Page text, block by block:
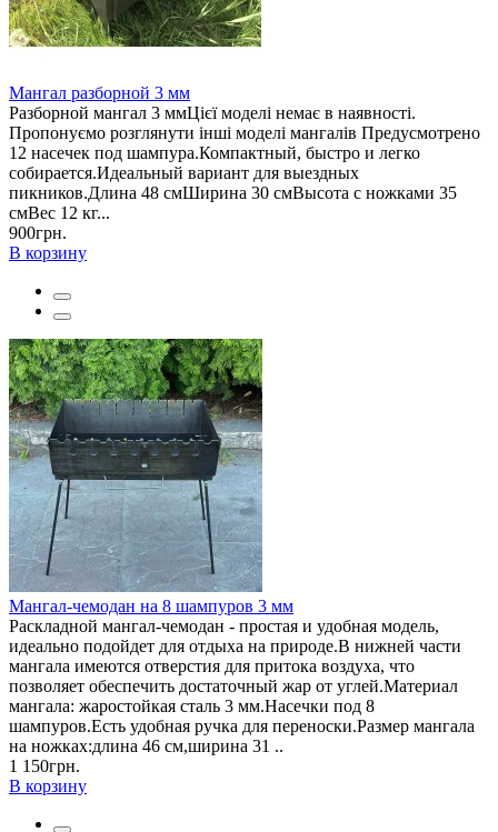
Мангал разборной 3 мм
Разборной мангал 3 ммЦієї моделі немає в наявності.
Пропонуємо розглянути інші моделі мангалів Предусмотрено
12 насечек под шампура.Компактный, быстро и легко
собирается.Идеальный вариант для выездных
пикников.Длина 48 смШирина 30 смВысота с ножками 35
смВес 12 кг...
900грн.
В корзину
Мангал-чемодан на 8 шампуров 3 мм
Раскладной мангал-чемодан - простая и удобная модель,
идеально подойдет для отдыха на природе.В нижней части
мангала имеются отверстия для притока воздуха, что
позволяет обеспечить достаточный жар от углей.Материал
мангала: жаростойкая сталь 3 мм.Насечки под 8
шампуров.Есть удобная ручка для переноски.Размер мангала
на ножках:длина 46 см,ширина 31 ..
1 150грн.
В корзину